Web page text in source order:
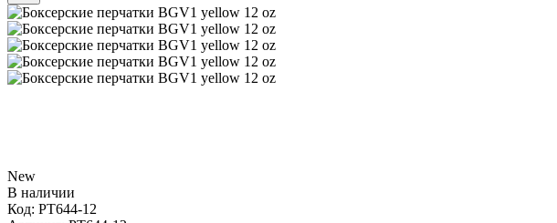
New
В наличии
Код: PT644-12